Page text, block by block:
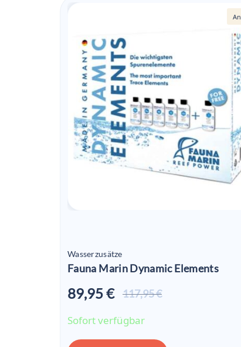
Wasserzusätze
Fauna Marin Dynamic Elements
117,95 €
89,95 €
Aktueller
Sofort verfügbar